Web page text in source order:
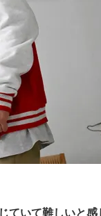
いて難しいと感